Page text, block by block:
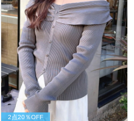
2点20％OFF